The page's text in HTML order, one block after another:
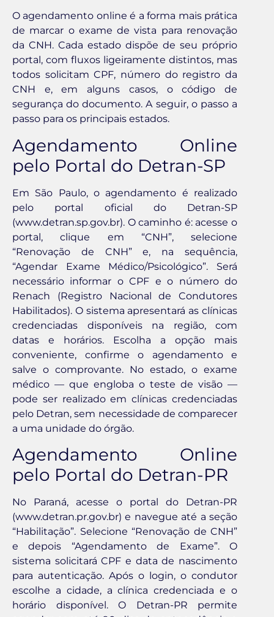
O agendamento online é a forma mais prática
de marcar o exame de vista para renovação
da CNH. Cada estado dispõe de seu próprio
portal, com fluxos ligeiramente distintos, mas
todos solicitam CPF, número do registro da
CNH e, em alguns casos, o código de
segurança do documento. A seguir, o passo a
passo para os principais estados.
Agendamento Online
pelo Portal do Detran-SP
Em São Paulo, o agendamento é realizado
pelo portal oficial do Detran-SP
(www.detran.sp.gov.br). O caminho é: acesse o
portal, clique em “CNH”, selecione
“Renovação de CNH” e, na sequência,
“Agendar Exame Médico/Psicológico”. Será
necessário informar o CPF e o número do
Renach (Registro Nacional de Condutores
Habilitados). O sistema apresentará as clínicas
credenciadas disponíveis na região, com
datas e horários. Escolha a opção mais
conveniente, confirme o agendamento e
salve o comprovante. No estado, o exame
médico — que engloba o teste de visão —
pode ser realizado em clínicas credenciadas
pelo Detran, sem necessidade de comparecer
a uma unidade do órgão.
Agendamento Online
pelo Portal do Detran-PR
No Paraná, acesse o portal do Detran-PR
(www.detran.pr.gov.br) e navegue até a seção
“Habilitação”. Selecione “Renovação de CNH”
e depois “Agendamento de Exame”. O
sistema solicitará CPF e data de nascimento
para autenticação. Após o login, o condutor
escolhe a cidade, a clínica credenciada e o
horário disponível. O Detran-PR permite